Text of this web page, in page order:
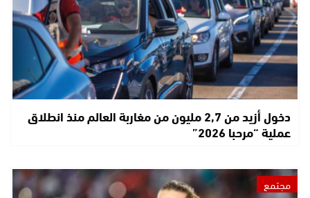
دخول أزيد من 2,7 مليون من مغاربة العالم منذ انطلاق
عملية “مرحبا 2026”
مجتمع